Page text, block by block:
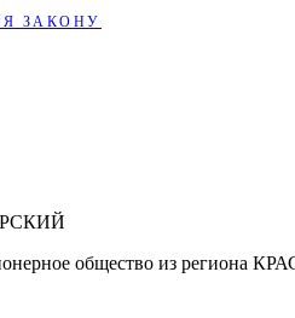
ЗАКОНУ
общество из региона